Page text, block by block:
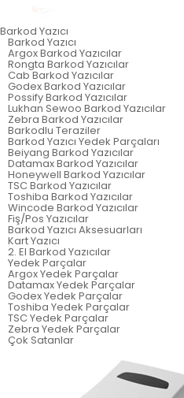
Barkod Yazıcı
Barkod Yazıcı
Argox Barkod Yazıcılar
Rongta Barkod Yazıcılar
Cab Barkod Yazıcılar
Godex Barkod Yazıcılar
Possify Barkod Yazıcılar
Lukhan Sewoo Barkod Yazıcılar
Zebra Barkod Yazıcılar
Barkodlu Teraziler
Barkod Yazıcı Yedek Parçaları
Beiyang Barkod Yazıcılar
Datamax Barkod Yazıcılar
Honeywell Barkod Yazıcılar
TSC Barkod Yazıcılar
Toshiba Barkod Yazıcılar
Wincode Barkod Yazıcılar
Fiş/Pos Yazıcılar
Barkod Yazıcı Aksesuarları
Kart Yazıcı
2. El Barkod Yazıcılar
Yedek Parçalar
Argox Yedek Parçalar
Datamax Yedek Parçalar
Godex Yedek Parçalar
Toshiba Yedek Parçalar
TSC Yedek Parçalar
Zebra Yedek Parçalar
Çok Satanlar